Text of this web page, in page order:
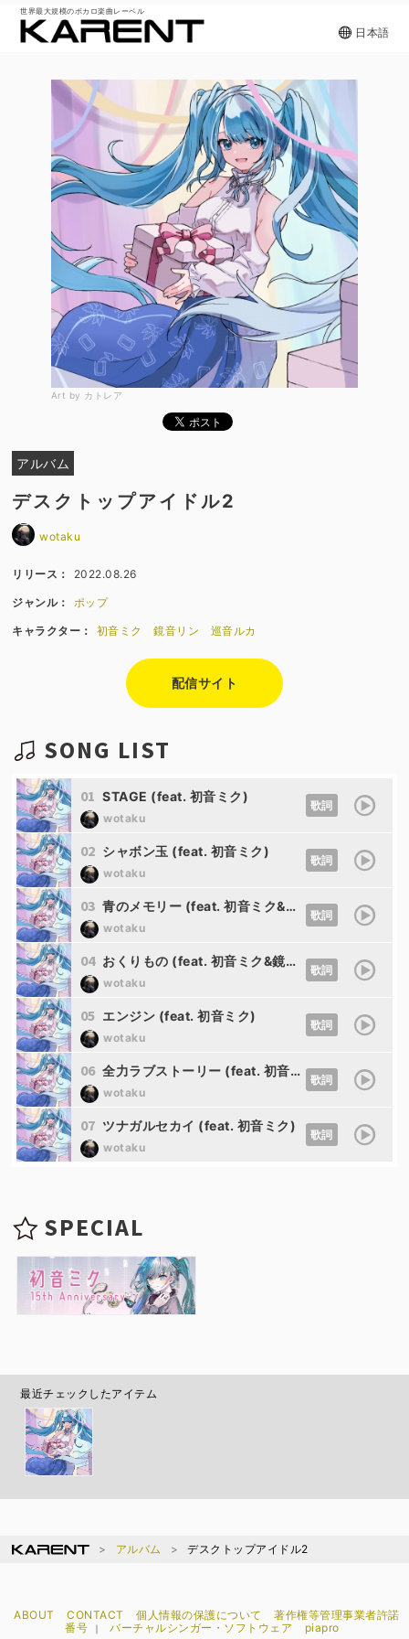
世界最大規模のボカロ楽曲レーベル
日本語
Art by カトレア
アルバム
デスクトップアイドル2
wotaku
リリース： 2022.08.26
ジャンル： ポップ
キャラクター： 初音ミク 鏡音リン 巡音ルカ
配信サイト
SONG LIST
01 STAGE (feat. 初音ミク)
wotaku
歌詞
02 シャボン玉 (feat. 初音ミク)
wotaku
歌詞
03 青のメモリー (feat. 初音ミク&可不(KAFU))
wotaku
歌詞
04 おくりもの (feat. 初音ミク&鏡音リン)
wotaku
歌詞
05 エンジン (feat. 初音ミク)
wotaku
歌詞
06 全力ラブストーリー (feat. 初音ミク&巡音ルカ)
wotaku
歌詞
07 ツナガルセカイ (feat. 初音ミク)
wotaku
歌詞
SPECIAL
最近チェックしたアイテム
アルバム デスクトップアイドル2
ABOUT CONTACT 個人情報の保護について
著作権等管理事業者許諾
番号
｜ バーチャルシンガー・ソフトウェア piapro